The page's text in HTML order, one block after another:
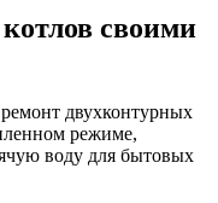
своими
двухконтурных
режиме,
воду для бытовых